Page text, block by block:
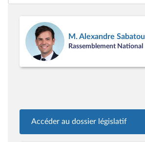
M. Alexandre Sabatou
Rassemblement National
Accéder au dossier législatif